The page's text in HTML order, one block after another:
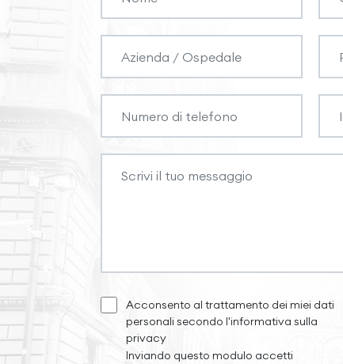
Acconsento al trattamento dei miei dati
personali secondo l'informativa sulla
privacy
Inviando questo modulo accetti